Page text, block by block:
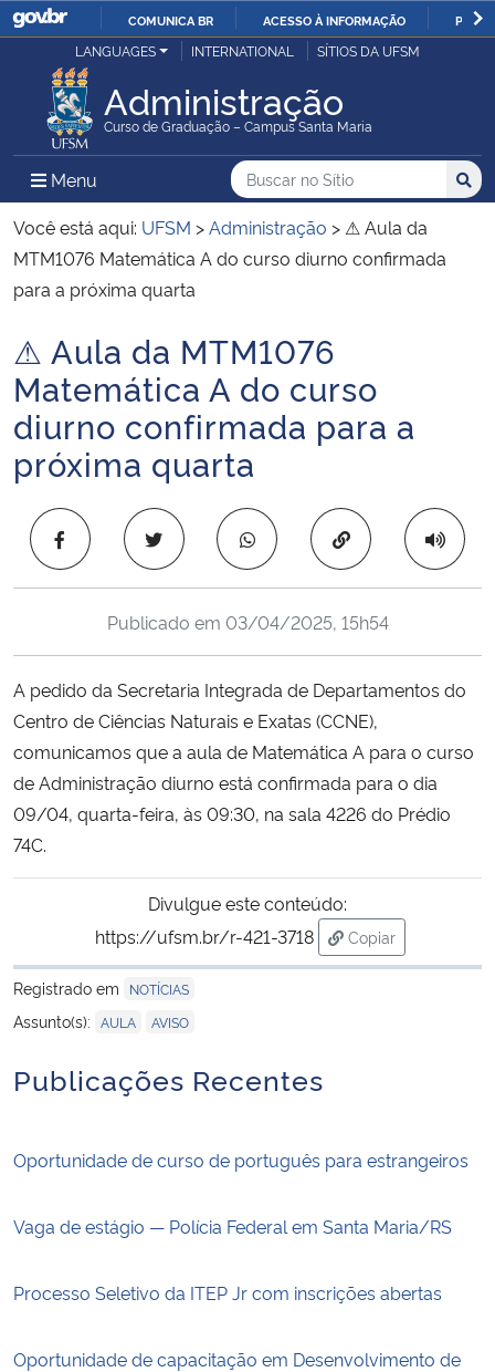
IR
O
COMUNICA BR ACESSO À INFORMAÇÃO
Ministério da Justiça e Segurança Pública
Ministério da Defesa
Ministério das Relações Exteriores
Ministério da Economia
Ministério da Infraestrutura
Ministério da Agricultura, Pecuária e Abastecimento
Ministério da Educação
Ministério da Cidadania
Ministério da Saúde
Ministério de Minas e Energia
Ministério da Ciência, Tecnologia, Inovações e Comunicações
Ministério do Meio Ambiente
Ministério do Turismo
Ministério da Mulher, da Família e dos Direitos Humanos
Secretaria de Governo
Gabinete de Segurança Institucional
Advocacia-Geral da União
LANGUAGES INTERNATIONAL SÍTIOS DA UFSM
Administração
Curso de Graduação – Campus Santa Maria
Menu Menu Principal do Sítio
Busca
Buscar no no Sítio
Busca:
Você está aqui: UFSM >Administração > ⚠ Aula da
MTM1076 Matemática A do curso diurno confirmada
para a próxima quarta
Início do conteúdo
⚠ Aula da MTM1076
Matemática A do curso
diurno confirmada para a
próxima quarta
Copiar para área
Publicado em 03/04/2025, 15h54
A pedido da Secretaria Integrada de Departamentos do
Centro de Ciências Naturais e Exatas (CCNE),
comunicamos que a aula de Matemática A para o curso
de Administração diurno está confirmada para o dia
09/04, quarta-feira, às 09:30, na sala 4226 do Prédio
74C.
Divulgue este conteúdo:
https://ufsm.br/r-421-3718
Copiar
para área de
Registrado em
NOTÍCIAS
Assunto(s): AULA AVISO
Publicações Recentes
Oportunidade de curso de português para estrangeiros
Vaga de estágio — Polícia Federal em Santa Maria/RS
Processo Seletivo da ITEP Jr com inscrições abertas
Oportunidade de capacitação em Desenvolvimento de